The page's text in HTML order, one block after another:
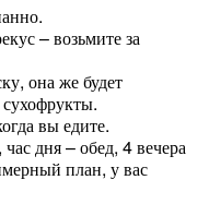
– возьмите за
она же будет
вы едите.
дня – обед, 4 вечера
план, у вас